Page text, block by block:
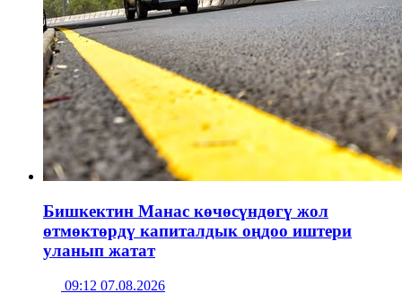
Бишкектин Манас көчөсүндөгү жол
өтмөктөрдү капиталдык оңдоо иштери
уланып жатат
09:12 07.08.2026